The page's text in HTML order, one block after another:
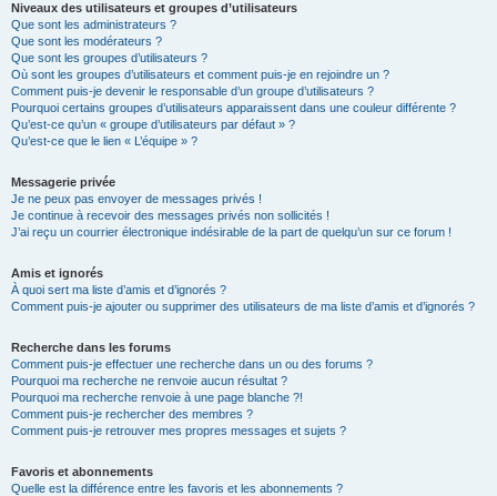
Niveaux des utilisateurs et groupes d’utilisateurs
Que sont les administrateurs ?
Que sont les modérateurs ?
Que sont les groupes d’utilisateurs ?
Où sont les groupes d’utilisateurs et comment puis-je en rejoindre un ?
Comment puis-je devenir le responsable d’un groupe d’utilisateurs ?
Pourquoi certains groupes d’utilisateurs apparaissent dans une couleur différente ?
Qu’est-ce qu’un « groupe d’utilisateurs par défaut » ?
Qu’est-ce que le lien « L’équipe » ?
Messagerie privée
Je ne peux pas envoyer de messages privés !
Je continue à recevoir des messages privés non sollicités !
J’ai reçu un courrier électronique indésirable de la part de quelqu’un sur ce forum !
Amis et ignorés
À quoi sert ma liste d’amis et d’ignorés ?
Comment puis-je ajouter ou supprimer des utilisateurs de ma liste d’amis et d’ignorés ?
Recherche dans les forums
Comment puis-je effectuer une recherche dans un ou des forums ?
Pourquoi ma recherche ne renvoie aucun résultat ?
Pourquoi ma recherche renvoie à une page blanche ?!
Comment puis-je rechercher des membres ?
Comment puis-je retrouver mes propres messages et sujets ?
Favoris et abonnements
Quelle est la différence entre les favoris et les abonnements ?